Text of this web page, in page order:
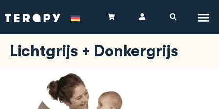
Lichtgrijs + Donkergrijs